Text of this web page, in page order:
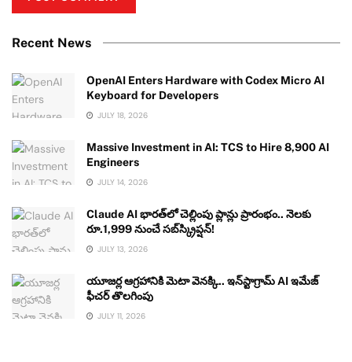
Recent News
OpenAI Enters Hardware with Codex Micro AI
Keyboard for Developers
JULY 18, 2026
Massive Investment in AI: TCS to Hire 8,900 AI
Engineers
JULY 14, 2026
Claude AI భారత్‌లో చెల్లింపు ప్లాన్లు ప్రారంభం.. నెలకు
రూ.1,999 నుంచే సబ్‌స్క్రిప్షన్!
JULY 13, 2026
యూజర్ల ఆగ్రహానికి మెటా వెనక్కి.. ఇన్‌స్టాగ్రామ్ AI ఇమేజ్
ఫీచర్ తొలగింపు
JULY 11, 2026